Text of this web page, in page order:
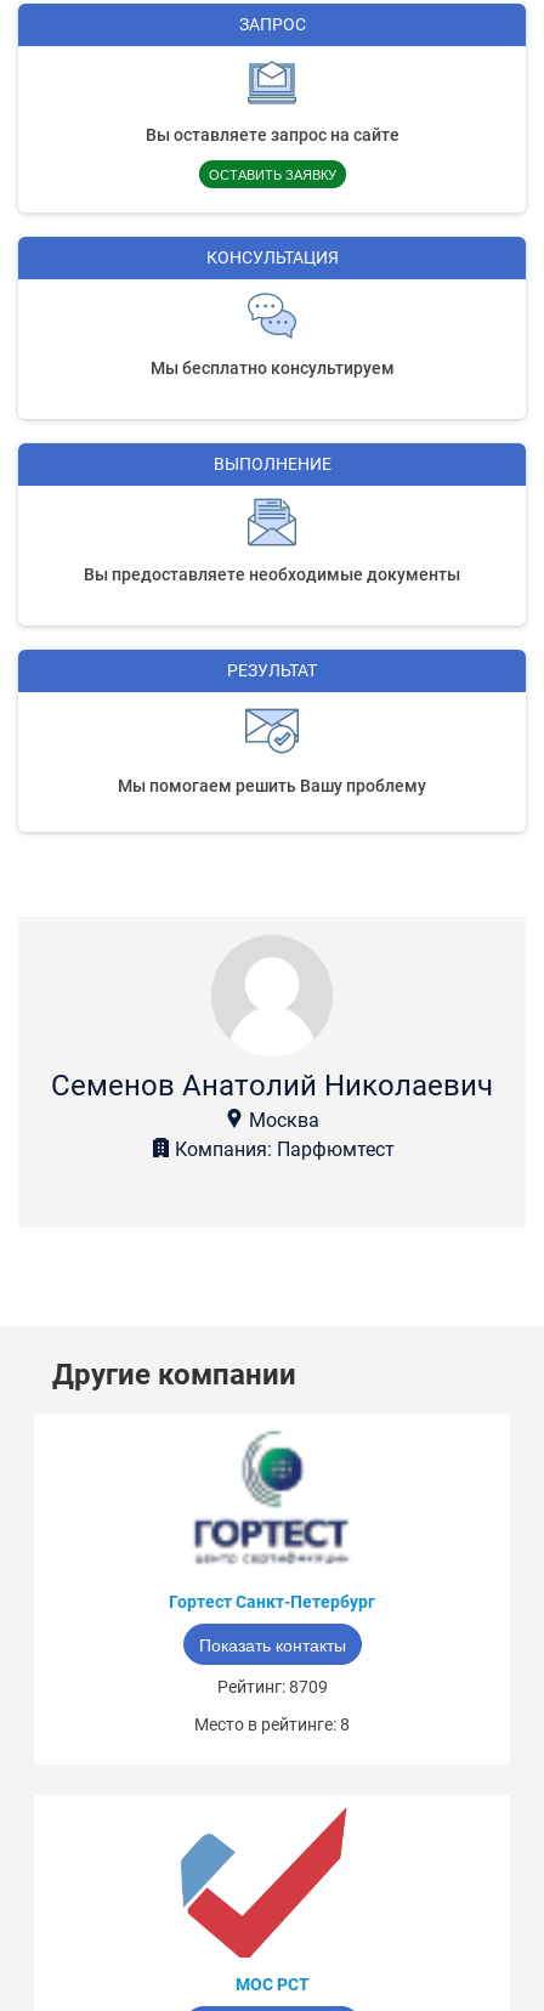
ЗАПРОС
Вы оставляете запрос на сайте
ОСТАВИТЬ ЗАЯВКУ
КОНСУЛЬТАЦИЯ
Мы бесплатно консультируем
ВЫПОЛНЕНИЕ
Вы предоставляете необходимые документы
РЕЗУЛЬТАТ
Мы помогаем решить Вашу проблему
Семенов Анатолий Николаевич
Москва
Компания: Парфюмтест
Другие компании
Гортест Санкт-Петербург
Показать контакты
Рейтинг: 8709
Место в рейтинге: 8
МОС РСТ